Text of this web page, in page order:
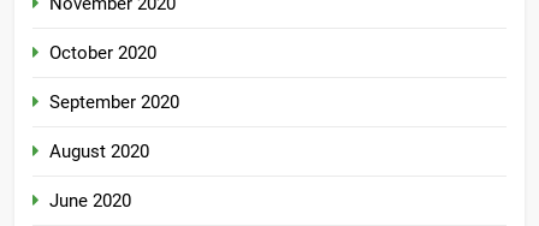
October 2020
September 2020
August 2020
June 2020